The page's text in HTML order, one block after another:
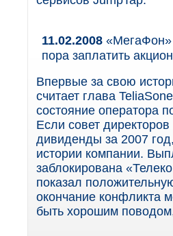
11.02.2008 «МегаФон»
пора заплатить
Впервые за свою
считает глава
состояние оператора
Если совет
дивиденды за 2007
истории компании.
заблокирована
показал
окончание конфликта
быть хорошим